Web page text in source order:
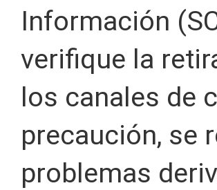
Información
verifique la
los canales de
precaución, se
problemas